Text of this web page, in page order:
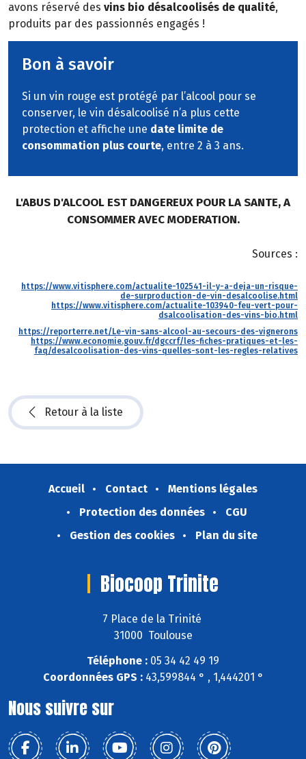
avons réservé des vins bio désalcoolisés de qualité,
produits par des passionnés engagés !
Bon à savoir
Si un vin rouge est protégé par l’alcool pour se
conserver, le vin désalcoolisé n’a plus cette
protection et affiche une date limite de
consommation plus courte, entre 2 à 3 ans.
L'ABUS D'ALCOOL EST DANGEREUX POUR LA SANTE, A
CONSOMMER AVEC MODERATION.
Sources :
https://www.vitisphere.com/actualite-102541-il-y-a-deja-un-risque-
de-surproduction-de-vin-desalcoolise.html
https://www.vitisphere.com/actualite-103940-feu-vert-pour-
dsalcoolisation-des-vins-bio.html
https://reporterre.net/Le-vin-sans-alcool-au-secours-des-vignerons
https://www.economie.gouv.fr/dgccrf/les-fiches-pratiques-et-les-
faq/desalcoolisation-des-vins-quelles-sont-les-regles-relatives
Retour à la liste
Accueil Contact
Mentions légales
Protection des données
CGU
Gestion des cookies
Plan du site
Biocoop Trinite
7 Place de la Trinité
31000 Toulouse
Téléphone : 05 34 42 49 19
Coordonnées GPS :43,599844 ° , 1,444201 °
Nous suivre sur